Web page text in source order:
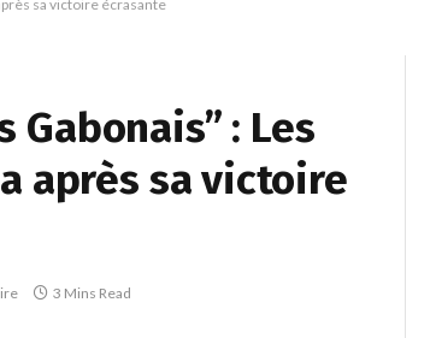
sa victoire écrasante
: Les
après sa victoire
3 Mins Read